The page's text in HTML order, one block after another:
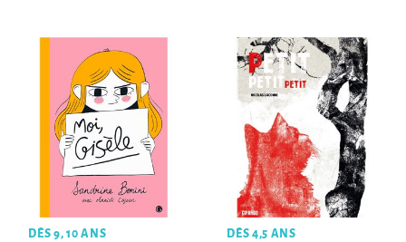
DÈS 9, 10 ANS DÈS 4,5 ANS